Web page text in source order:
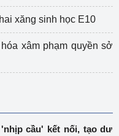
xăng sinh học E10
xâm phạm quyền sở
cầu' kết nối, tạo dư